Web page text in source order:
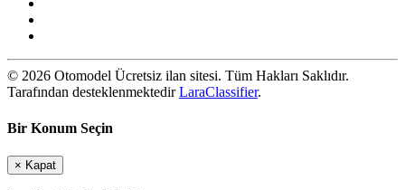
© 2026 Otomodel Ücretsiz ilan sitesi. Tüm Hakları Saklıdır.
Tarafından desteklenmektedirLaraClassifier.
Bir Konum Seçin
× Kapat